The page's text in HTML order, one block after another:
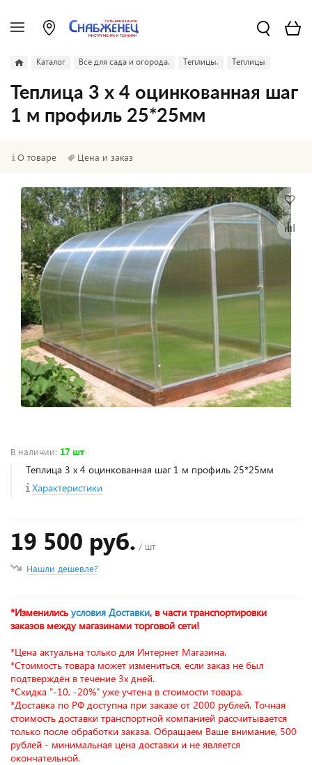
Каталог Все для сада и огорода. Теплицы. Теплицы
Теплица 3 х 4 оцинкованная шаг
1 м профиль 25*25мм
О товаре Цена и заказ
В наличии: 17 шт
Теплица 3 х 4 оцинкованная шаг 1 м профиль 25*25мм
Характеристики
19 500 руб. / шт
Нашли дешевле?
*Изменились условия Доставки, в части транспортировки
заказов между магазинами торговой сети!
*Цена актуальна только для Интернет Магазина.
*Стоимость товара может измениться, если заказ не был
подтверждён в течение 3х дней.
*Скидка "-10, -20%" уже учтена в стоимости товара.
*Доставка по РФ доступна при заказе от 2000 рублей. Точная
стоимость доставки транспортной компанией рассчитывается
только после обработки заказа. Обращаем Ваше внимание, 500
рублей - минимальная цена доставки и не является
окончательной.